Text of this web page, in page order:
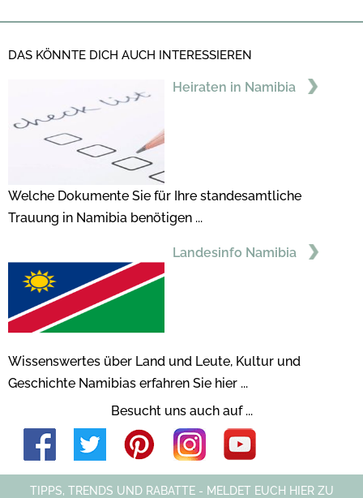
DAS KÖNNTE DICH AUCH INTERESSIEREN
Heiraten in Namibia
Welche Dokumente Sie für Ihre standesamtliche
Trauung in Namibia benötigen ...
Landesinfo Namibia
Wissenswertes über Land und Leute, Kultur und
Geschichte Namibias erfahren Sie hier ...
Besucht uns auch auf ...
TIPPS, TRENDS UND RABATTE - MELDET EUCH HIER ZU